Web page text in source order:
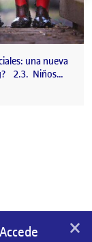
una nueva
2.3. Niños…
×